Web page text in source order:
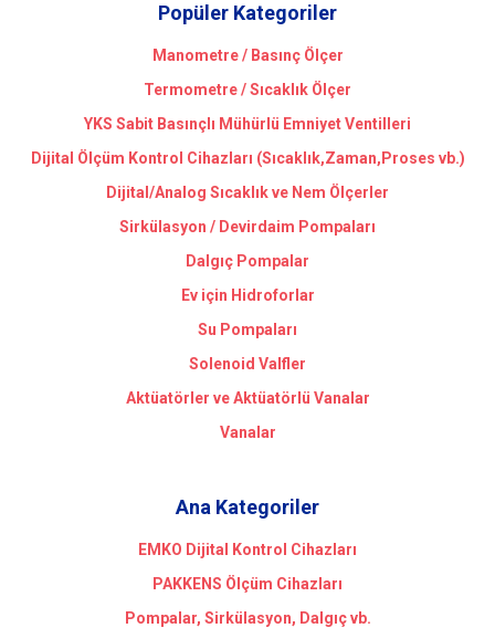
Popüler Kategoriler
Manometre / Basınç Ölçer
Termometre / Sıcaklık Ölçer
YKS Sabit Basınçlı Mühürlü Emniyet Ventilleri
Dijital Ölçüm Kontrol Cihazları (Sıcaklık,Zaman,Proses vb.)
Dijital/Analog Sıcaklık ve Nem Ölçerler
Sirkülasyon / Devirdaim Pompaları
Dalgıç Pompalar
Ev için Hidroforlar
Su Pompaları
Solenoid Valfler
Aktüatörler ve Aktüatörlü Vanalar
Vanalar
Ana Kategoriler
EMKO Dijital Kontrol Cihazları
PAKKENS Ölçüm Cihazları
Pompalar, Sirkülasyon, Dalgıç vb.